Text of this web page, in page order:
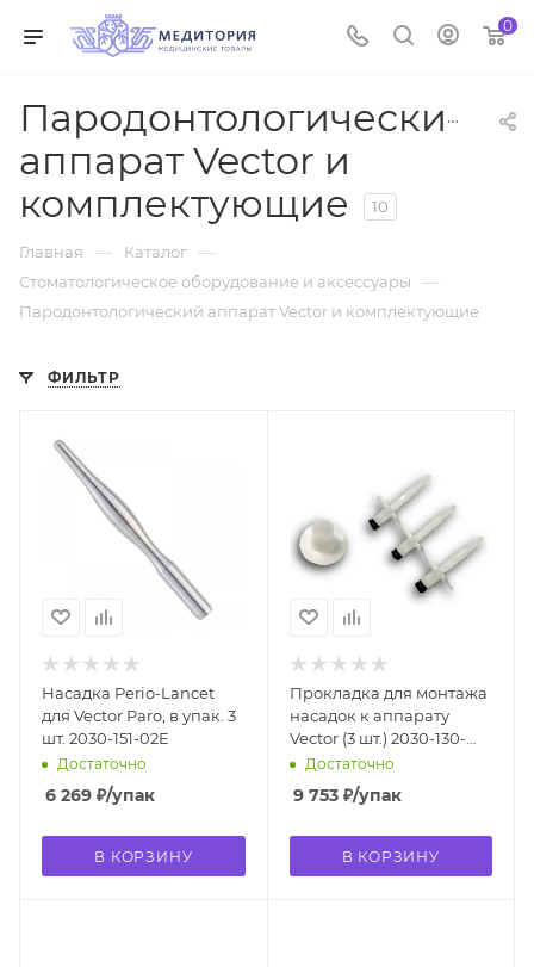
0
Пародонтологический
аппарат Vector и
комплектующие
10
Главная — Каталог —
Стоматологическое оборудование и аксессуары —
Пародонтологический аппарат Vector и комплектующие
ФИЛЬТР
Насадка Perio-Lancet
для Vector Paro, в упак. 3
шт. 2030-151-02E
Достаточно
6 269 ₽/упак
В КОРЗИНУ
Прокладка для монтажа
насадок к аппарату
Vector (3 шт.) 2030-130-
20EДостаточно
9 753₽/упак
В КОРЗИНУ